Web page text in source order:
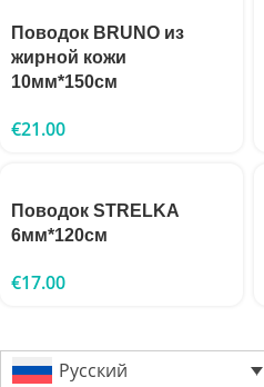
Поводок BRUNO из
жирной кожи
10мм*150см
€21.00
Поводок STRELKA
6мм*120см
€17.00
Русский